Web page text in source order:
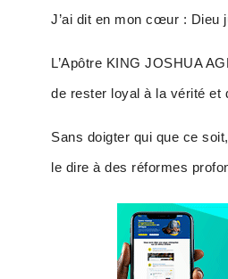
J’ai dit en mon cœur : Dieu
L’Apôtre KING JOSHUA
de rester loyal à la vérité et
Sans doigter qui que ce
le dire à des réformes